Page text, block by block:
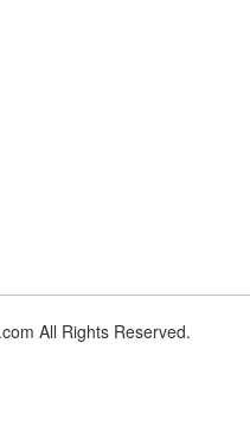
All Rights Reserved.